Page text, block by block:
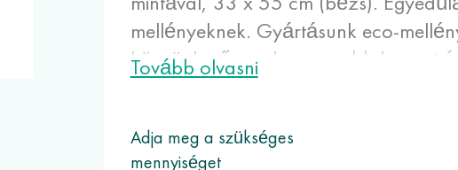
mintával, 33 x 55 cm (bézs).
mellényeknek. Gyártásunk eco-
köszönhetően a legnagyobb
képességüknek köszönhetően
Tovább olvasni
Adja meg a szükséges
mennyiséget